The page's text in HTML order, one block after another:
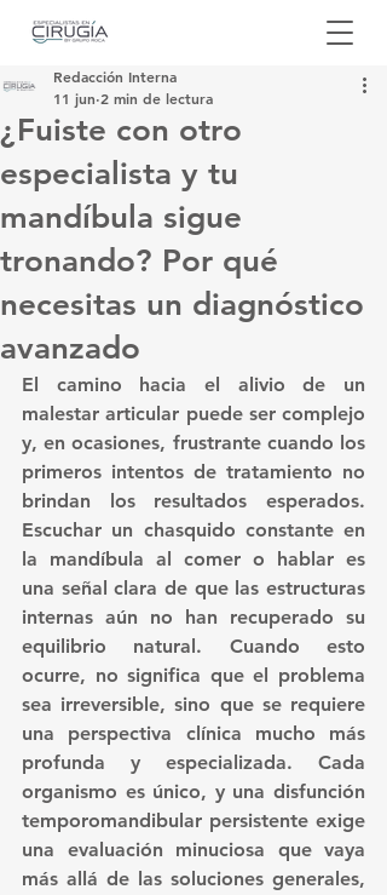
¿Fuiste con otro
especialista y tu
mandíbula sigue
tronando? Por qué
necesitas un diagnóstico
avanzado
Redacción Interna
11 jun 2 min de lectura
El camino hacia el alivio de un
malestar articular puede ser complejo
y, en ocasiones, frustrante cuando los
primeros intentos de tratamiento no
brindan los resultados esperados.
Escuchar un chasquido constante en
la mandíbula al comer o hablar es
una señal clara de que las estructuras
internas aún no han recuperado su
equilibrio natural. Cuando esto
ocurre, no significa que el problema
sea irreversible, sino que se requiere
una perspectiva clínica mucho más
profunda y especializada. Cada
organismo es único, y una disfunción
temporomandibular persistente exige
una evaluación minuciosa que vaya
más allá de las soluciones generales,